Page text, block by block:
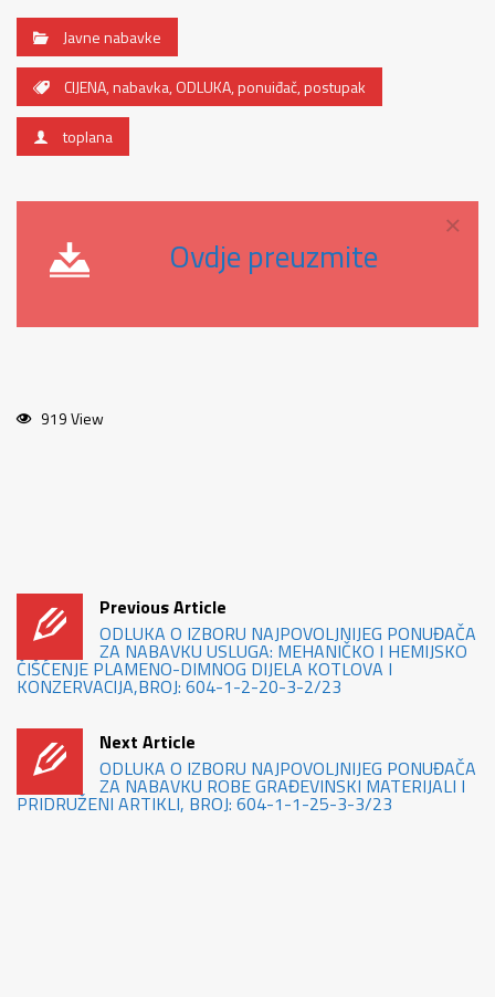
Javne nabavke
CIJENA,nabavka,ODLUKA,ponuiđač,postupak
toplana
Ovdje preuzmite
×
919 View
Previous Article
ODLUKA O IZBORU NAJPOVOLJNIJEG PONUĐAČA
ZA NABAVKU USLUGA: MEHANIČKO I HEMIJSKO
ČIŠĆENJE PLAMENO-DIMNOG DIJELA KOTLOVA I
KONZERVACIJA,BROJ: 604-1-2-20-3-2/23
Next Article
ODLUKA O IZBORU NAJPOVOLJNIJEG PONUĐAČA
ZA NABAVKU ROBE GRAĐEVINSKI MATERIJALI I
PRIDRUŽENI ARTIKLI, BROJ: 604-1-1-25-3-3/23